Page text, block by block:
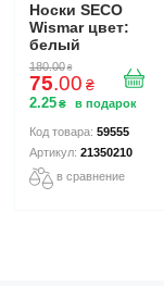
Носки SECO
Wismar цвет:
белый
180.00 ₴
75.00 ₴
2.25 ₴
59555
21350210
в сравнение